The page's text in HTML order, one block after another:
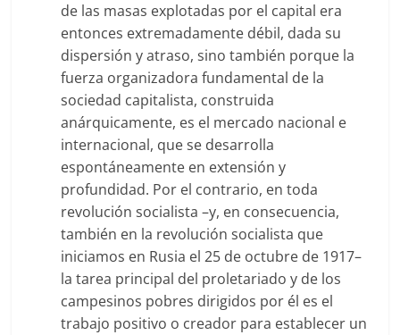
de las masas explotadas por el capital era
entonces extremadamente débil, dada su
dispersión y atraso, sino también porque la
fuerza organizadora fundamental de la
sociedad capitalista, construida
anárquicamente, es el mercado nacional e
internacional, que se desarrolla
espontáneamente en extensión y
profundidad. Por el contrario, en toda
revolución socialista –y, en consecuencia,
también en la revolución socialista que
iniciamos en Rusia el 25 de octubre de 1917–
la tarea principal del proletariado y de los
campesinos pobres dirigidos por él es el
trabajo positivo o creador para establecer un